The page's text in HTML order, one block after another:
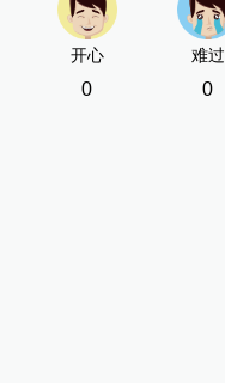
开心
0
难过
0